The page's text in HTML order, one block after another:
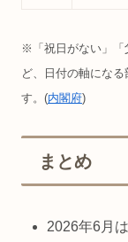
※「祝日がない」「
ど、日付の軸にな
す。(内閣府)
まとめ
2026年6月は